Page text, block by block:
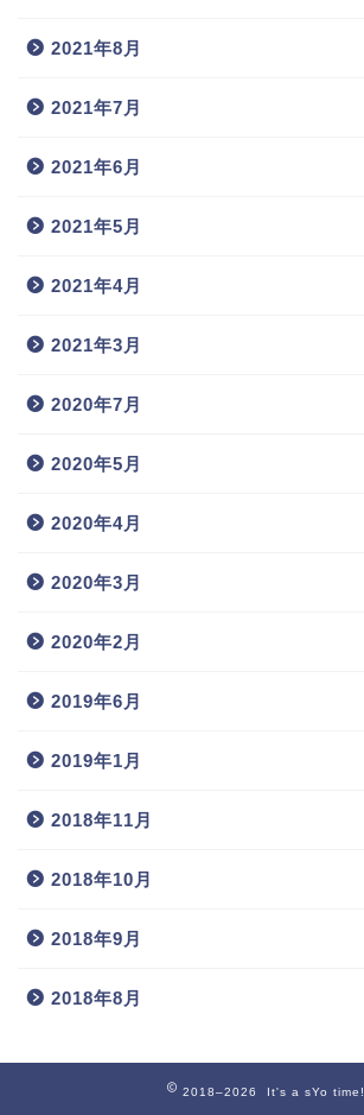
2021年8月
2021年7月
2021年6月
2021年5月
2021年4月
2021年3月
2020年7月
2020年5月
2020年4月
2020年3月
2020年2月
2019年6月
2019年1月
2018年11月
2018年10月
2018年9月
2018年8月
2018–2026 It's a sYo time!